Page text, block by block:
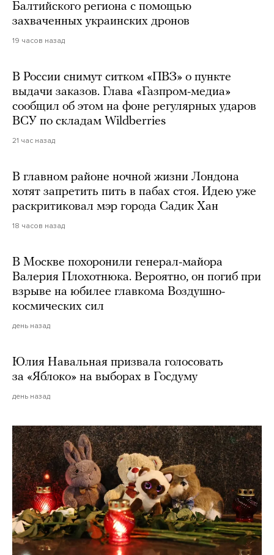
Балтийского региона с помощью
захваченных украинских дронов
19 часов назад
В России снимут ситком «ПВЗ» о пункте
выдачи заказов. Глава «Газпром-медиа»
сообщил об этом на фоне регулярных ударов
ВСУ по складам Wildberries
21 час назад
В главном районе ночной жизни Лондона
хотят запретить пить в пабах стоя. Идею уже
раскритиковал мэр города Садик Хан
18 часов назад
В Москве похоронили генерал-майора
Валерия Плохотнюка. Вероятно, он погиб при
взрыве на юбилее главкома Воздушно-
космических сил
день назад
Юлия Навальная призвала голосовать
за «Яблоко» на выборах в Госдуму
день назад